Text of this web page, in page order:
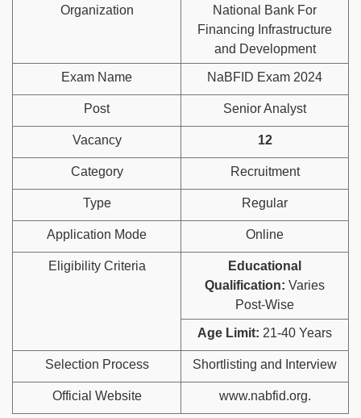
Organization
National Bank For
Financing Infrastructure
and Development
Exam Name NaBFID Exam 2024
Post Senior Analyst
Vacancy 12
Category Recruitment
Type Regular
Application Mode Online
Eligibility Criteria
Educational
Qualification: Varies
Post-Wise
Age Limit: 21-40 Years
Selection Process Shortlisting and Interview
Official Website www.nabfid.org.